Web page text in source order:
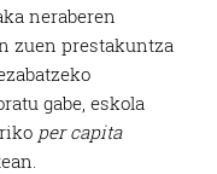
neraberen
zuen prestakuntza
gabe, eskola
per capita